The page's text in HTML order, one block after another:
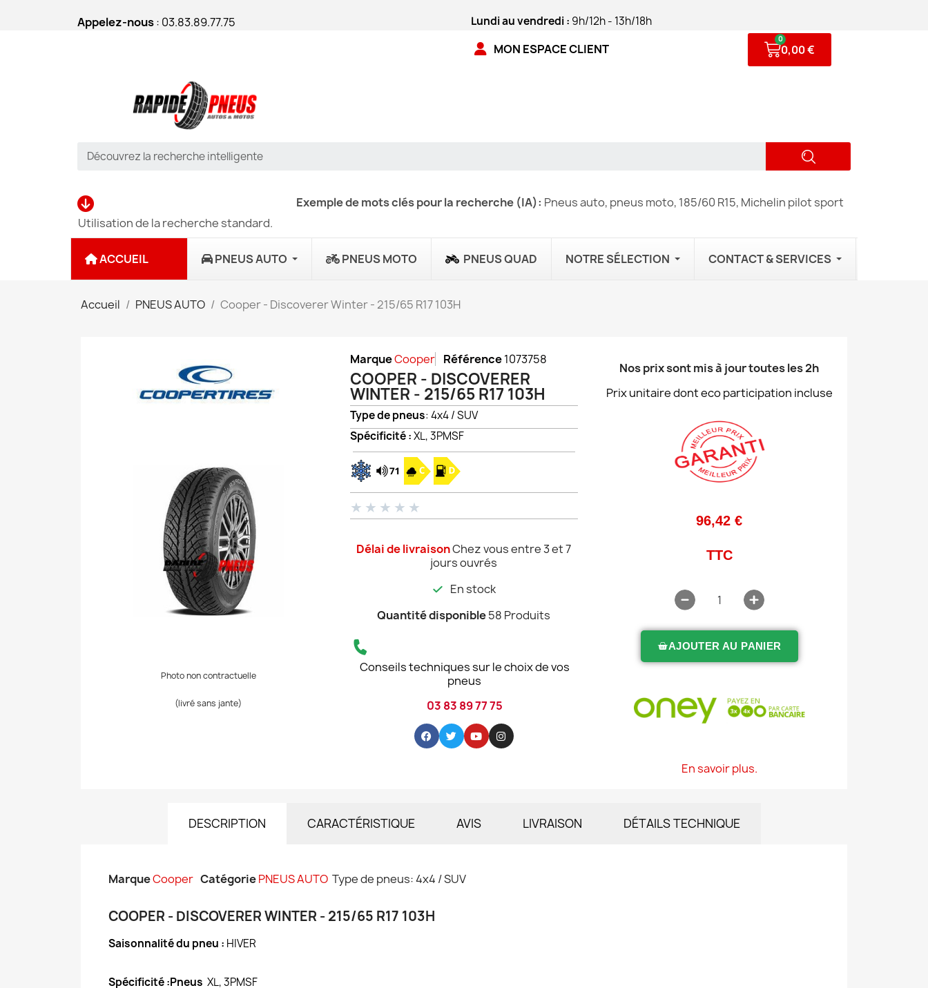
Appelez-nous: 03.83.89.77.75 Lundi au vendredi : 9h/12h - 13h/18h
MON ESPACE CLIENT 0,00 €
Utilisation de la recherche standard.
Exemple de mots clés pour la recherche (IA): Pneus auto, pneus moto, 185/60 R15, Michelin pilot sport
ACCUEIL PNEUS AUTO PNEUS MOTO PNEUS QUAD NOTRE SÉLECTION CONTACT & SERVICES
Accueil PNEUS AUTO Cooper - Discoverer Winter - 215/65 R17 103H
Photo non contractuelle
(livré sans jante)
MarqueCooper Référence1073758
COOPER - DISCOVERER
WINTER - 215/65 R17 103H
Type de pneus: 4x4 / SUV
Spécificité :XL, 3PMSF
★ ★ ★ ★ ★
Délai de livraisonChez vous entre 3 et 7
jours ouvrés
En stock
Quantité disponible58 Produits
Conseils techniques sur le choix de vos
pneus
03 83 89 77 75
Nos prix sont mis à jour toutes les 2h
Prix unitaire dont eco participation incluse
96,42 €
TTC
AJOUTER AU PANIER
En savoir plus.
DESCRIPTION CARACTÉRISTIQUE AVIS LIVRAISON DÉTAILS TECHNIQUE
MarqueCooper CatégoriePNEUS AUTO Type de pneus: 4x4 / SUV
COOPER - DISCOVERER WINTER - 215/65 R17 103H
Saisonnalité du pneu : HIVER
Spécificité :Pneus XL, 3PMSF